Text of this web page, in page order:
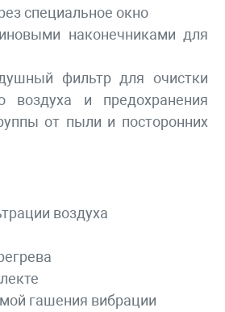
специальное окно
наконечниками для
фильтр для очистки
воздуха и предохранения
от пыли и посторонних
воздуха
гашения вибрации